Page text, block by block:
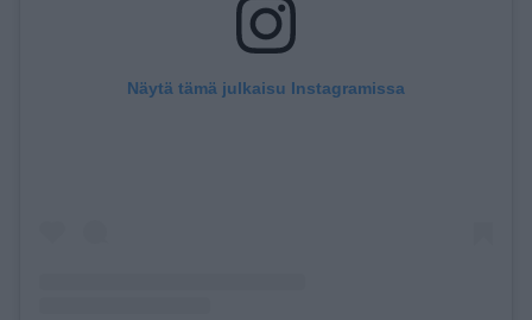
Näytä tämä julkaisu Instagramissa